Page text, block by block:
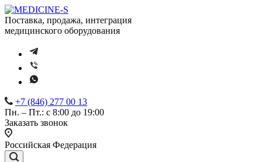
Поставка, продажа, интеграция
медицинского оборудования
+7 (846) 277 00 13
Пн. – Пт.: с 8:00 до 19:00
Заказать звонок
Российская Федерация